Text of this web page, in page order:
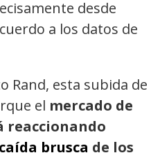
desde
a los datos de
Rand, esta subida de
el mercado de
reaccionando
caída brusca de los